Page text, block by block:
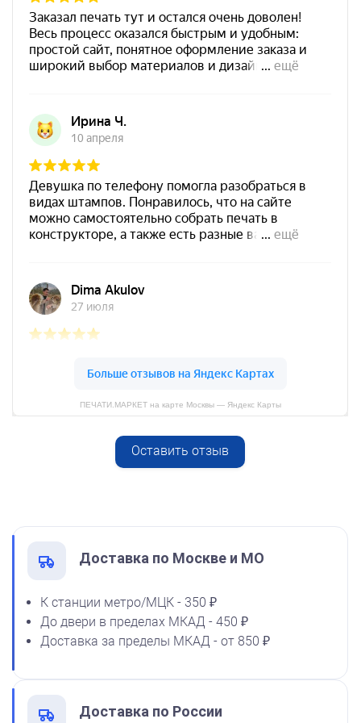
от 550
Печать ИП № Р69
Заказать
700
Штемпельная подушка
1800
Спиртовая краска NORIS
Спиртовая краска NORIS
Спиртовая краска NORIS
флюоресцентная 25 мл
1100
ПЕЧАТИ.МАРКЕТ на карте Москвы — Яндекс Карты
Оставить отзыв
Доставка по Москве и МО
К станции метро/МЦК - 350 ₽
До двери в пределах МКАД - 450 ₽
Доставка за пределы МКАД - от 850 ₽
Доставка по России